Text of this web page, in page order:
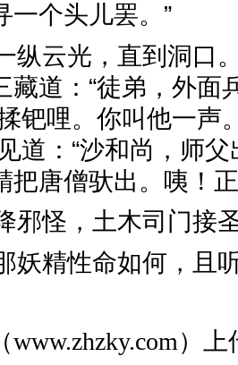
一个头儿罢。”
纵云光，直到洞口
藏道：“徒弟，外面
钯哩。你叫他一声
道：“沙和尚，师
把唐僧驮出。
邪怪，土木司
妖精性命如何，且
www.zhzky.com）上